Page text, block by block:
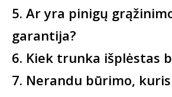
5. Ar yra pinigų
garantija?
6. Kiek trunka išplėstas
7. Nerandu būrimo,